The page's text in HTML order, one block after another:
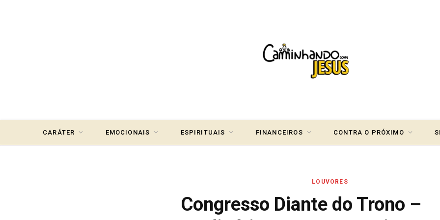
CARÁTER EMOCIONAIS ESPIRITUAIS FINANCEIROS CONTRA O PRÓXIMO
LOUVORES
Congresso Diante do Trono –